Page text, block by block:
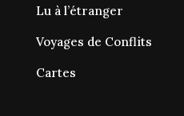
Lu à l’étranger
Voyages de Conflits
Cartes